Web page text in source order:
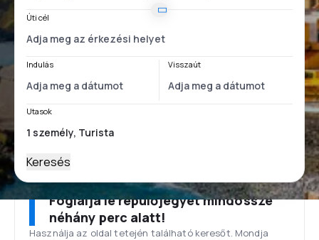
Úti cél
Indulás Visszaút
Utasok
Keresés
Foglalja le repülőjegyét mindössze
néhány perc alatt!
Használja az oldal tetején található keresőt. Mondja